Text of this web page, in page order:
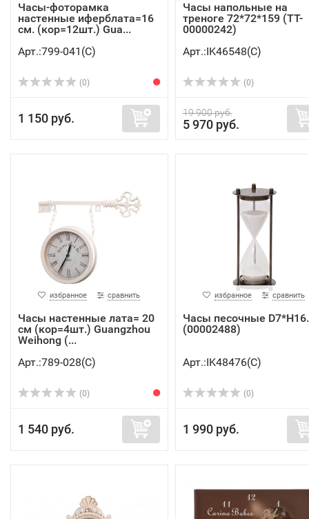
Часы-фоторамка
настенные иферблата=16
см. (кор=12шт.) Gua...
Арт.:799-041(C)
(0)
1 150 руб.
Часы напольные на
треноге 72*72*159 (TT-
00000242)
Арт.:IK46548(C)
(0)
19 900 руб.
5 970 руб.
избранное сравнить
Часы настенные лата= 20
см (кор=4шт.) Guangzhou
Weihong (...
Арт.:789-028(C)
(0)
1 540 руб.
избранное сравнить
Часы песочные
(00002488)
Арт.:IK48476(C)
(0)
1 990 руб.